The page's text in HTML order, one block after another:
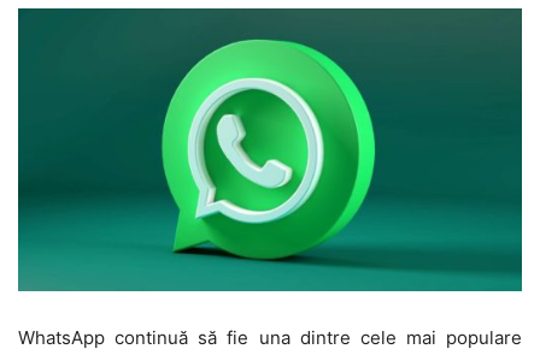
WhatsApp continuă să fie una dintre cele mai populare